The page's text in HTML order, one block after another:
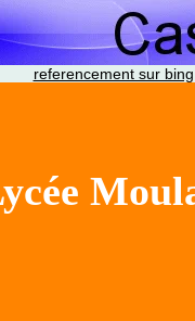
referencement sur bing